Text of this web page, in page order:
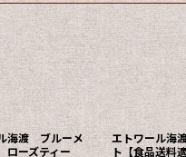
海渡 ブルーメ
ローズティー
エトワール海
ト【食品送料